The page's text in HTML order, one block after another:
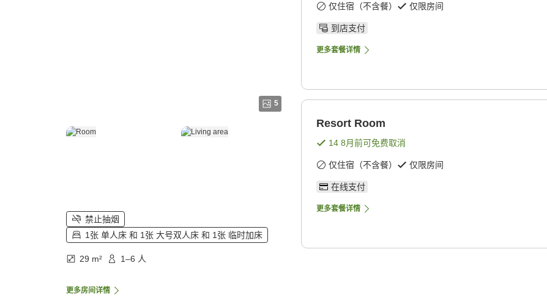
5
禁止抽烟
1张 单人床 和 1张 大号双人床 和 1张 临时加床
29 m² 1–6 人
更多房间详情
仅住宿（不含餐） 仅限房间
到店支付
更多套餐详情
Resort Room
14 8月前可免费取消
仅住宿（不含餐） 仅限房间
在线支付
更多套餐详情